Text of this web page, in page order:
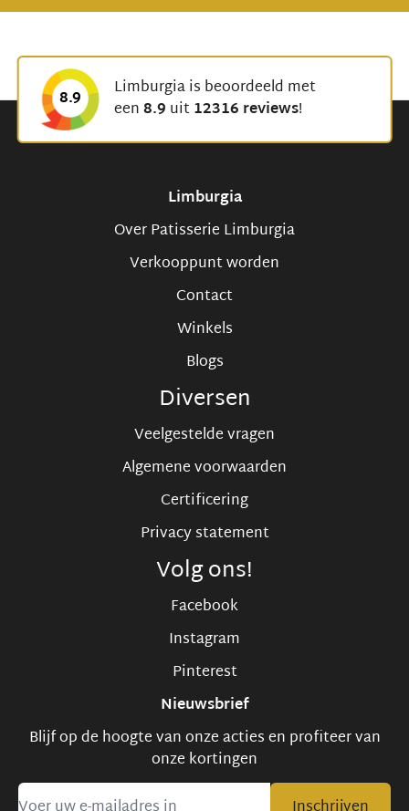
8.9
Limburgia is beoordeeld met
een8.9 uit12316 reviews!
Limburgia
Over Patisserie Limburgia
Verkooppunt worden
Contact
Winkels
Blogs
Diversen
Veelgestelde vragen
Algemene voorwaarden
Certificering
Privacy statement
Volg ons!
Facebook
Instagram
Pinterest
Nieuwsbrief
Blijf op de hoogte van onze acties en profiteer van
onze kortingen